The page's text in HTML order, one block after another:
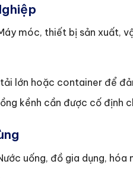
móc, thiết bị sản xuất,
tải lớn hoặc container để
kềnh cần được cố định
uống, đồ gia dụng,